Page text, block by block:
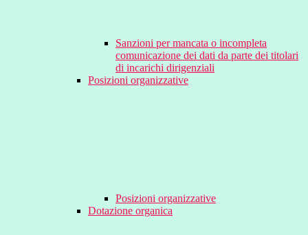
Sanzioni per mancata o incompleta
comunicazione dei dati da parte dei titolari
di incarichi dirigenziali
Posizioni organizzative
Posizioni organizzative
Dotazione organica